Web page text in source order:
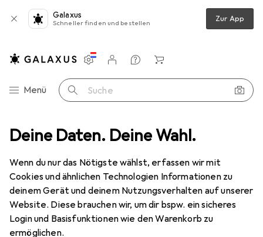
Deine Daten. Deine Wahl.
Wenn du nur das Nötigste wählst, erfassen wir mit
Cookies und ähnlichen Technologien Informationen zu
deinem Gerät und deinem Nutzungsverhalten auf unserer
Website. Diese brauchen wir, um dir bspw. ein sicheres
Login und Basisfunktionen wie den Warenkorb zu
ermöglichen.
Galaxus
Schneller finden und bestellen Zur App
Navigation nach Kategorien
Menü Suche
Einstellungen
Kundenkonto
Vergleichslisten
Merklisten
Warenkorb
Baumarkt + Garten Werkzeug + Werkstatt
Handwerkzeug
EntdeckenForum
Bestseller